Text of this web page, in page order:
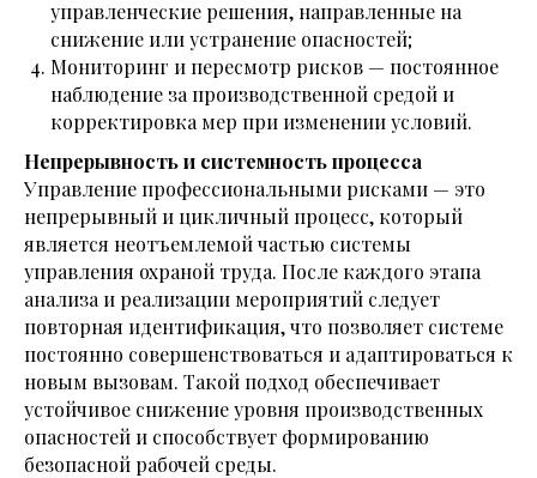
управленческие решения, направленные на
снижение или устранение опасностей;
Мониторинг и пересмотр рисков — постоянное
наблюдение за производственной средой и
корректировка мер при изменении условий.
Непрерывность и системность процесса
Управление профессиональными рисками — это
непрерывный и цикличный процесс, который
является неотъемлемой частью системы
управления охраной труда. После каждого этапа
анализа и реализации мероприятий следует
повторная идентификация, что позволяет системе
постоянно совершенствоваться и адаптироваться к
новым вызовам. Такой подход обеспечивает
устойчивое снижение уровня производственных
опасностей и способствует формированию
безопасной рабочей среды.